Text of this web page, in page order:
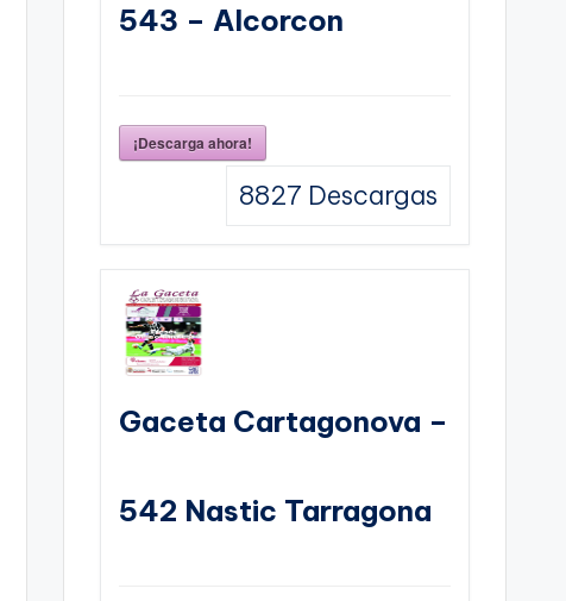
543 – Alcorcon
¡Descarga ahora!
8827 Descargas
Gaceta Cartagonova –
542 Nastic Tarragona